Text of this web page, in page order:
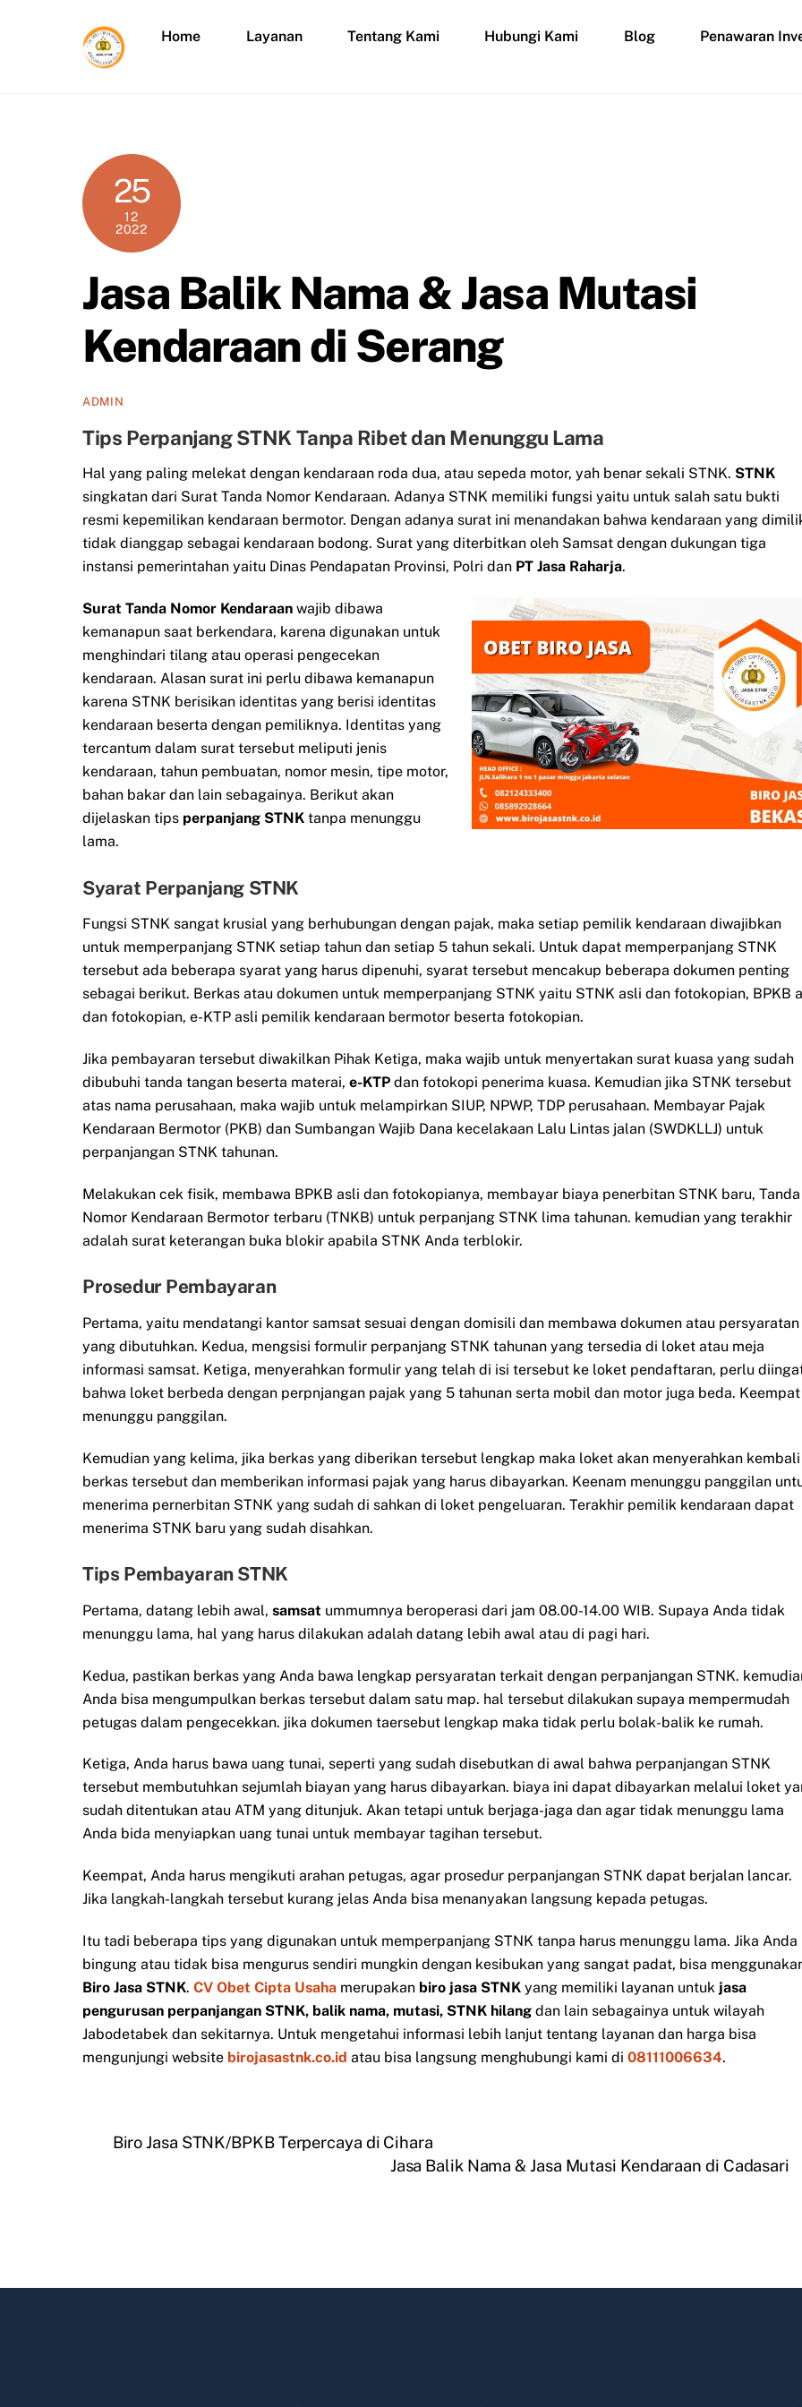
Home Layanan Tentang Kami Hubungi Kami Blog Penawaran
25
12
2022
Jasa Balik Nama & Jasa Mutasi
Kendaraan di Serang
ADMIN
Tips Perpanjang STNK Tanpa Ribet dan Menunggu Lama
Hal yang paling melekat dengan kendaraan roda dua, atau sepeda motor, yah benar sekali STNK. STNK
singkatan dari Surat Tanda Nomor Kendaraan. Adanya STNK memiliki fungsi yaitu untuk salah satu bukti
resmi kepemilikan kendaraan bermotor. Dengan adanya surat ini menandakan bahwa kendaraan yang
tidak dianggap sebagai kendaraan bodong. Surat yang diterbitkan oleh Samsat dengan dukungan tiga
instansi pemerintahan yaitu Dinas Pendapatan Provinsi, Polri dan PT Jasa Raharja.
Surat Tanda Nomor Kendaraan wajib dibawa
kemanapun saat berkendara, karena digunakan untuk
menghindari tilang atau operasi pengecekan
kendaraan. Alasan surat ini perlu dibawa kemanapun
karena STNK berisikan identitas yang berisi identitas
kendaraan beserta dengan pemiliknya. Identitas yang
tercantum dalam surat tersebut meliputi jenis
kendaraan, tahun pembuatan, nomor mesin, tipe motor,
bahan bakar dan lain sebagainya. Berikut akan
dijelaskan tips perpanjang STNK tanpa menunggu
lama.
Syarat Perpanjang STNK
Fungsi STNK sangat krusial yang berhubungan dengan pajak, maka setiap pemilik kendaraan diwajibkan
untuk memperpanjang STNK setiap tahun dan setiap 5 tahun sekali. Untuk dapat memperpanjang STNK
tersebut ada beberapa syarat yang harus dipenuhi, syarat tersebut mencakup beberapa dokumen penting
sebagai berikut. Berkas atau dokumen untuk memperpanjang STNK yaitu STNK asli dan fotokopian, BPKB
dan fotokopian, e-KTP asli pemilik kendaraan bermotor beserta fotokopian.
Jika pembayaran tersebut diwakilkan Pihak Ketiga, maka wajib untuk menyertakan surat kuasa yang sudah
dibubuhi tanda tangan beserta materai, e-KTP dan fotokopi penerima kuasa. Kemudian jika STNK tersebut
atas nama perusahaan, maka wajib untuk melampirkan SIUP, NPWP, TDP perusahaan. Membayar Pajak
Kendaraan Bermotor (PKB) dan Sumbangan Wajib Dana kecelakaan Lalu Lintas jalan (SWDKLLJ) untuk
perpanjangan STNK tahunan.
Melakukan cek fisik, membawa BPKB asli dan fotokopianya, membayar biaya penerbitan STNK baru, Tanda
Nomor Kendaraan Bermotor terbaru (TNKB) untuk perpanjang STNK lima tahunan. kemudian yang terakhir
adalah surat keterangan buka blokir apabila STNK Anda terblokir.
Prosedur Pembayaran
Pertama, yaitu mendatangi kantor samsat sesuai dengan domisili dan membawa dokumen atau persyaratan
yang dibutuhkan. Kedua, mengsisi formulir perpanjang STNK tahunan yang tersedia di loket atau meja
informasi samsat. Ketiga, menyerahkan formulir yang telah di isi tersebut ke loket pendaftaran, perlu
bahwa loket berbeda dengan perpnjangan pajak yang 5 tahunan serta mobil dan motor juga beda. Keempat
menunggu panggilan.
Kemudian yang kelima, jika berkas yang diberikan tersebut lengkap maka loket akan menyerahkan kembali
berkas tersebut dan memberikan informasi pajak yang harus dibayarkan. Keenam menunggu panggilan
menerima pernerbitan STNK yang sudah di sahkan di loket pengeluaran. Terakhir pemilik kendaraan dapat
menerima STNK baru yang sudah disahkan.
Tips Pembayaran STNK
Pertama, datang lebih awal, samsat ummumnya beroperasi dari jam 08.00-14.00 WIB. Supaya Anda tidak
menunggu lama, hal yang harus dilakukan adalah datang lebih awal atau di pagi hari.
Kedua, pastikan berkas yang Anda bawa lengkap persyaratan terkait dengan perpanjangan STNK.
Anda bisa mengumpulkan berkas tersebut dalam satu map. hal tersebut dilakukan supaya mempermudah
petugas dalam pengecekkan. jika dokumen taersebut lengkap maka tidak perlu bolak-balik ke rumah.
Ketiga, Anda harus bawa uang tunai, seperti yang sudah disebutkan di awal bahwa perpanjangan STNK
tersebut membutuhkan sejumlah biayan yang harus dibayarkan. biaya ini dapat dibayarkan melalui loket
sudah ditentukan atau ATM yang ditunjuk. Akan tetapi untuk berjaga-jaga dan agar tidak menunggu lama
Anda bida menyiapkan uang tunai untuk membayar tagihan tersebut.
Keempat, Anda harus mengikuti arahan petugas, agar prosedur perpanjangan STNK dapat berjalan lancar.
Jika langkah-langkah tersebut kurang jelas Anda bisa menanyakan langsung kepada petugas.
Itu tadi beberapa tips yang digunakan untuk memperpanjang STNK tanpa harus menunggu lama. Jika Anda
bingung atau tidak bisa mengurus sendiri mungkin dengan kesibukan yang sangat padat, bisa
Biro Jasa STNK. CV Obet Cipta Usaha merupakan biro jasa STNK yang memiliki layanan untuk jasa
pengurusan perpanjangan STNK, balik nama, mutasi, STNK hilang dan lain sebagainya untuk wilayah
Jabodetabek dan sekitarnya. Untuk mengetahui informasi lebih lanjut tentang layanan dan harga bisa
mengunjungi website birojasastnk.co.id atau bisa langsung menghubungi kami di 08111006634.
Biro Jasa STNK/BPKB Terpercaya di Cihara
Jasa Balik Nama & Jasa Mutasi Kendaraan di Cadasari